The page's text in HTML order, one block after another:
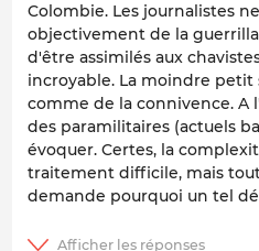
Colombie. Les journalistes
objectivement de la
d'être assimilés aux
incroyable. La moindre
comme de la connivence. A
des paramilitaires (actuels
évoquer. Certes, la
traitement difficile, mais
demande pourquoi un tel